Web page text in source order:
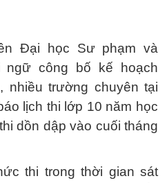
Đại học Sư phạm và
ngữ công bố kế hoạch
nhiều trường chuyên tại
lịch thi lớp 10 năm học
dồn dập vào cuối tháng
thi trong thời gian sát